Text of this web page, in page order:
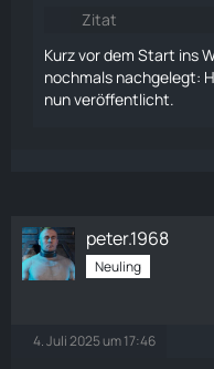
Zitat
Kurz vor dem Start ins
nochmals nachgelegt:
nun veröffentlicht.
peter.1968
Neuling
4. Juli 2025 um 17:46